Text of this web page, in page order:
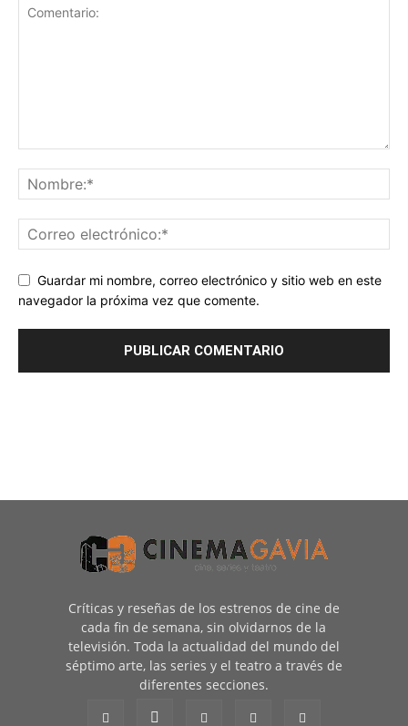
Guardar mi nombre, correo electrónico y sitio web en este
navegador la próxima vez que comente.
Críticas y reseñas de los estrenos de cine de
cada fin de semana, sin olvidarnos de la
televisión. Toda la actualidad del mundo del
séptimo arte, las series y el teatro a través de
diferentes secciones.